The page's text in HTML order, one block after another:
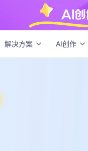
解决方案 AI创作